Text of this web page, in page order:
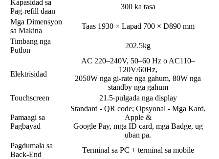
Kapasidad sa
Pag-refill daan
300 ka tasa
Mga Dimensyon
sa Makina
Taas 1930 × Lapad 700 × D890 mm
Timbang nga
Putlon
202.5kg
Elektrisidad
AC 220–240V, 50–60 Hz o AC110–
120V/60Hz,
2050W nga gi-rate nga gahum, 80W nga
standby nga gahum
Touchscreen
21.5-pulgada nga display
Pamaagi sa
Pagbayad
Standard - QR code; Opsyonal - Mga Kard,
Apple &
Google Pay, mga ID card, mga Badge, ug
uban pa.
Pagdumala sa
Back-End
Terminal sa PC + terminal sa mobile